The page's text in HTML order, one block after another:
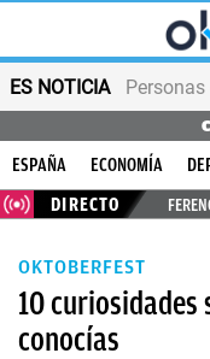
ES NOTICIA Personas
ESPAÑA ECONOMÍA
DIRECTO
OKTOBERFEST
10 curiosidades
conocías